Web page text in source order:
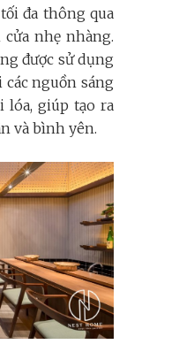
đa thông qua
nhẹ nhàng.
được sử dụng
nguồn sáng
lóa, giúp tạo ra
và bình yên.